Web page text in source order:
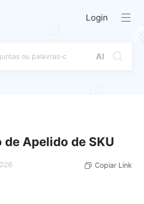
Login
de Apelido de SKU
Copiar Link